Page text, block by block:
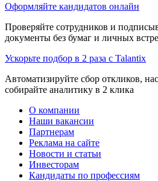
Оформляйте кандидатов онлайн
Проверяйте сотрудников и
документы без бумаг и личных
Ускорьте подбор в 2 раза с Talantix
Автоматизируйте сбор откликов,
собирайте аналитику в 2 клика
О компании
Наши вакансии
Партнерам
Реклама на сайте
Новости и статьи
Инвесторам
Кандидаты по профессиям